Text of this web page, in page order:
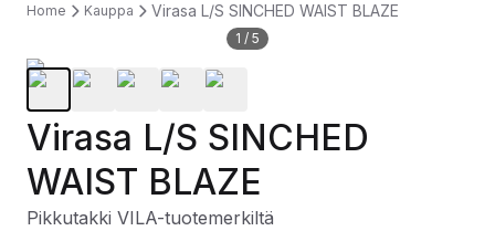
Home Kauppa Virasa L/S SINCHED WAIST BLAZE
1 / 5
Virasa L/S SINCHED
WAIST BLAZE
Pikkutakki VILA-tuotemerkiltä